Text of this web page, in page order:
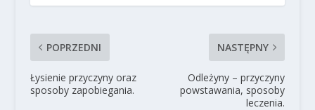
POPRZEDNI
Łysienie przyczyny oraz
sposoby zapobiegania.
NASTĘPNY
Odleżyny – przyczyny
powstawania, sposoby
leczenia.